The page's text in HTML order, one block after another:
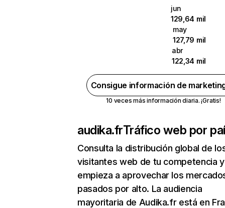
jun
129,64 mil
may
127,79 mil
abr
122,34 mil
Consigue información de
10 veces más información diaria. ¡Gratis!
audika.frTráfico web por
Consulta la distribución global de
visitantes web de tu competencia y
empieza a aprovechar los
pasados por alto. La audiencia
mayoritaria de Audika.fr está en